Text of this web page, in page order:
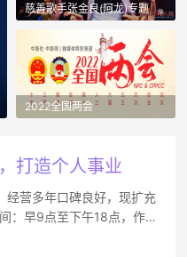
福旺超市全新鲜品荣耀登
慈善歌手张金良(阿龙)专题
2022全国两会
打造个人事业
经营多年口碑良好，现扩充
：早9点至下午18点，作息